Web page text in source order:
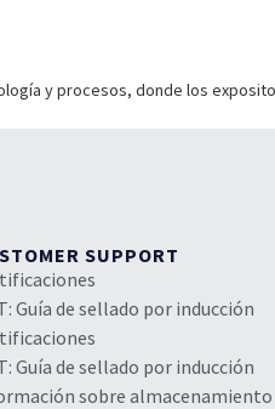
y procesos, donde los
SUPPORT
Guía de sellado por inducción
Guía de sellado por inducción
sobre almacenamiento